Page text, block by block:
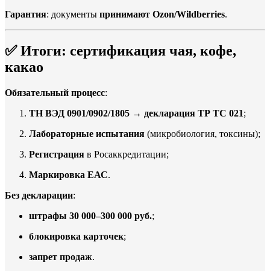
Гарантия: документы принимают Ozon/Wildberries.
✅Итоги: сертификация чая, кофе,
какао
Обязательный процесс:
ТН ВЭД 0901/0902/1805 → декларация ТР ТС 021;
Лабораторные испытания (микробиология, токсины);
Регистрация в Росаккредитации;
Маркировка ЕАС.
Без декларации:
штрафы 30 000–300 000 руб.;
блокировка карточек;
запрет продаж.